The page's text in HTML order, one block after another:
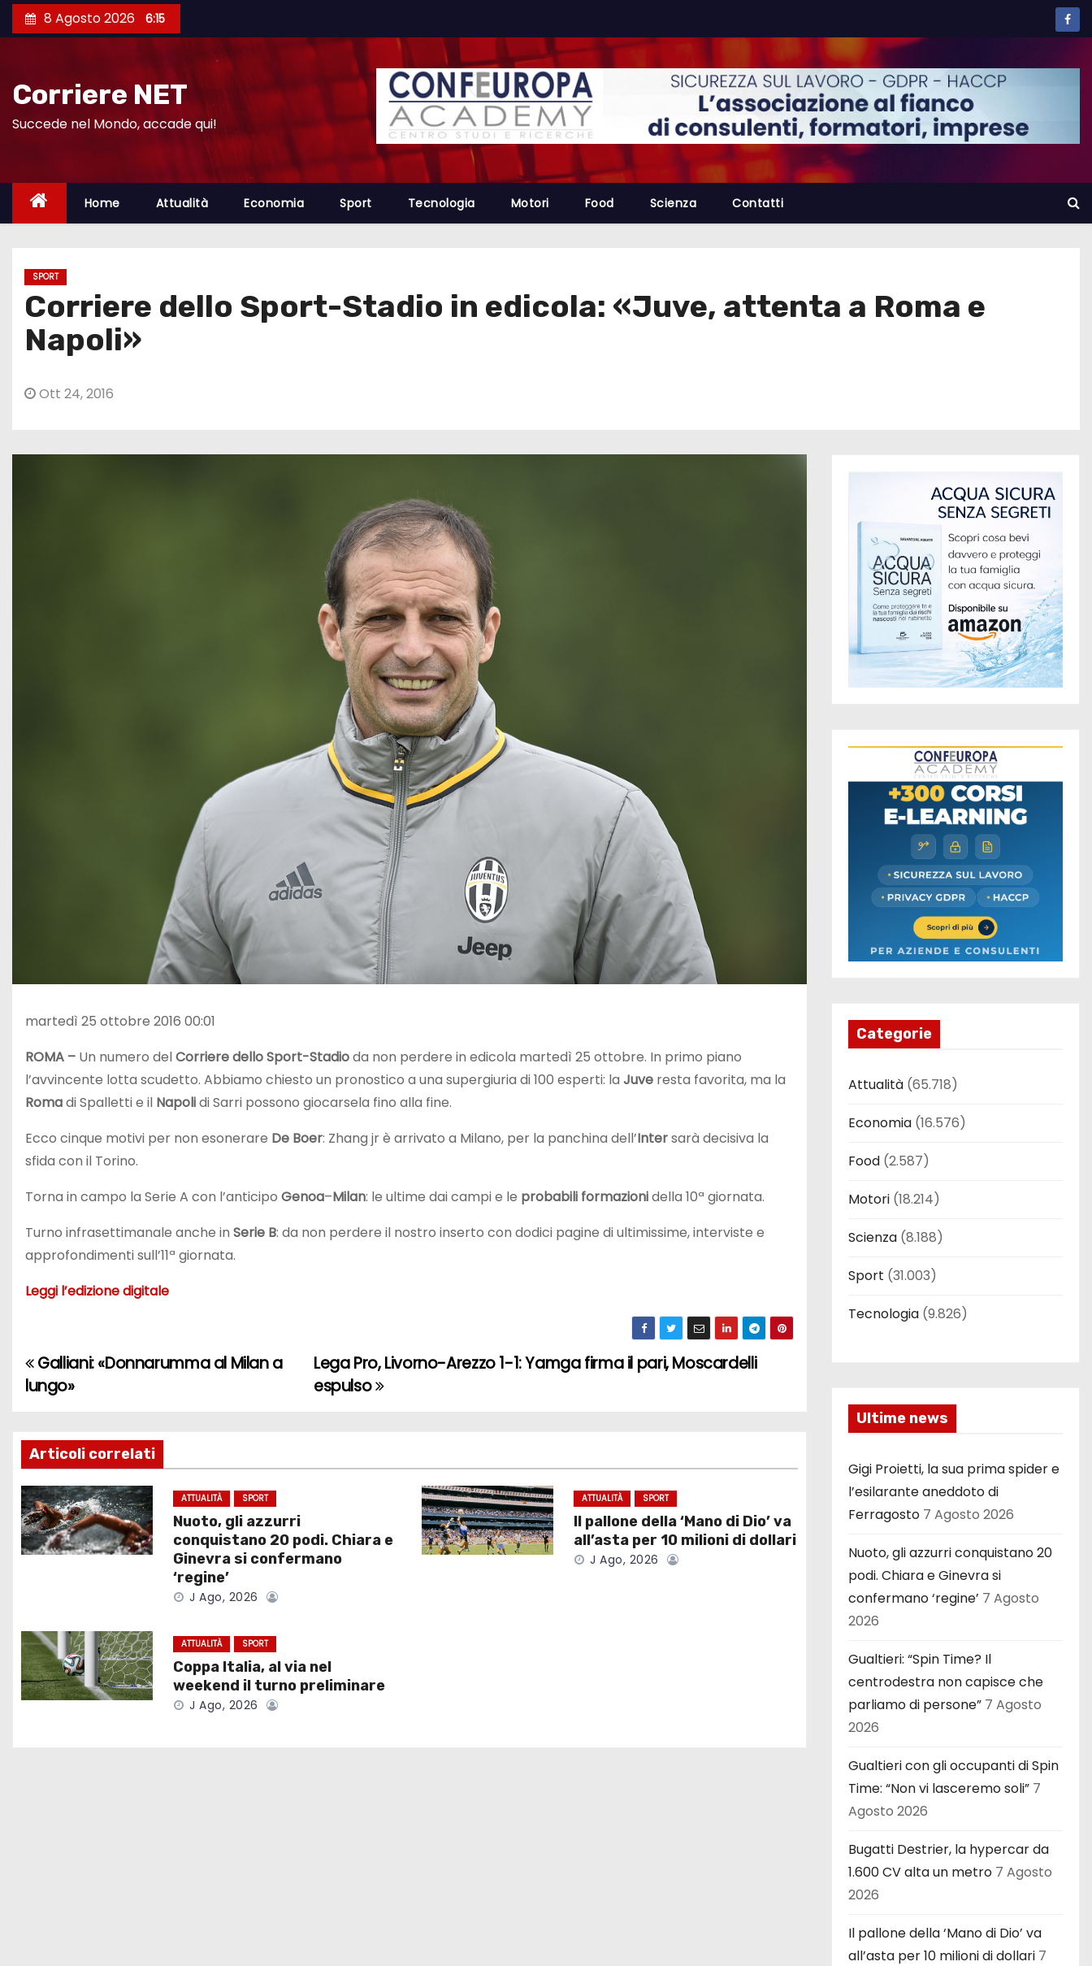
a
8 Agosto 2026 6:15
Corriere NET
Succede nel Mondo, accade qui!
Home Attualità Economia Sport Tecnologia Motori Food Scienza Contatti
SPORT
Corriere dello Sport-Stadio in edicola: «Juve, attenta a Roma e
Napoli»
Ott 24, 2016
martedì 25 ottobre 2016 00:01
ROMA – Un numero delCorriere dello Sport-Stadioda non perdere in edicola martedì 25 ottobre. In primo piano
l’avvincente lotta scudetto. Abbiamo chiesto un pronostico a una supergiuria di 100 esperti: la Juve resta favorita, ma la
Romadi Spalletti e il Napolidi Sarri possono giocarsela fino alla fine.
Ecco cinque motivi per non esonerare De Boer: Zhang jr è arrivato a Milano, per la panchina dell’Intersarà decisiva la
sfida con il Torino.
Torna in campo la Serie A con l’anticipo Genoa–Milan: le ultime dai campi e le probabili formazionidella 10ª giornata.
Turno infrasettimanale anche in Serie B: da non perdere il nostro inserto con dodici pagine di ultimissime, interviste e
approfondimenti sull’11ª giornata.
Leggi l’edizione digitale
N
v
i
g
a
o
n
e
Lega Pro, Livorno-Arezzo 1-1: Yamga firma il pari, Moscardelli
espulso
Galliani: «Donnarumma al Milan a
lungo»
Articoli correlati
ATTUALITÀ SPORT
Nuoto, gli azzurri
conquistano 20 podi. Chiara e
Ginevra si confermano
‘regine’
J Ago, 2026
ATTUALITÀ SPORT
Il pallone della ‘Mano di Dio’ va
all’asta per 10 milioni di dollari
J Ago, 2026
ATTUALITÀ SPORT
Coppa Italia, al via nel
weekend il turno preliminare
J Ago, 2026
Categorie
Attualità (65.718)
Economia (16.576)
Food (2.587)
Motori (18.214)
Scienza (8.188)
Sport (31.003)
Tecnologia (9.826)
Ultime news
Gigi Proietti, la sua prima spider e
l’esilarante aneddoto di
Ferragosto 7 Agosto 2026
Nuoto, gli azzurri conquistano 20
podi. Chiara e Ginevra si
confermano ‘regine’ 7 Agosto
2026
Gualtieri: “Spin Time? Il
centrodestra non capisce che
parliamo di persone” 7 Agosto
2026
Gualtieri con gli occupanti di Spin
Time: “Non vi lasceremo soli” 7
Agosto 2026
Bugatti Destrier, la hypercar da
1.600 CV alta un metro 7 Agosto
2026
Il pallone della ‘Mano di Dio’ va
all’asta per 10 milioni di dollari 7